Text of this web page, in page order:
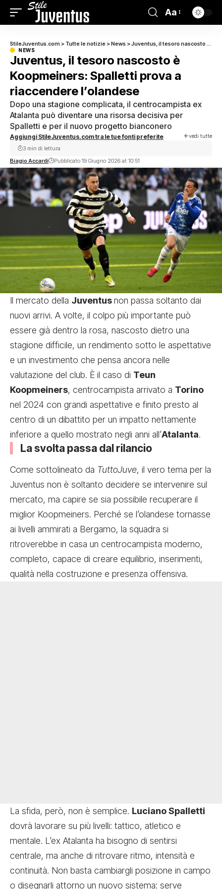
Aa
StileJuventus.com > Tutte le notizie >News >Juventus, il tesoro nascosto è Koopmeiners: Spalletti prova a riaccendere l’olandese
NEWS
Juventus, il tesoro nascosto è
Koopmeiners: Spalletti prova a
riaccendere l’olandese
Dopo una stagione complicata, il centrocampista ex
Atalanta può diventare una risorsa decisiva per
Spalletti e per il nuovo progetto bianconero
Aggiungi StileJuventus.com tra le tue fonti preferite vedi tutte
Biagio Accardi Pubblicato 19 Giugno 2026 at 10:51
3 min di lettura
Il mercato della Juventusnon passa soltanto dai
nuovi arrivi. A volte, il colpo più importante può
essere già dentro la rosa, nascosto dietro una
stagione difficile, un rendimento sotto le aspettative
e un investimento che pensa ancora nelle
valutazione del club. È il caso di Teun
Koopmeiners, centrocampista arrivato a Torino
nel 2024 con grandi aspettative e finito presto al
centro di un dibattito per un impatto nettamente
inferiore a quello mostrato negli anni all’Atalanta.
La svolta passa dal rilancio
Come sottolineato da TuttoJuve, il vero tema per la
Juventus non è soltanto decidere se intervenire sul
mercato, ma capire se sia possibile recuperare il
miglior Koopmeiners. Perché se l’olandese tornasse
ai livelli ammirati a Bergamo, la squadra si
ritroverebbe in casa un centrocampista moderno,
completo, capace di creare equilibrio, inserimenti,
qualità nella costruzione e presenza offensiva.
La sfida, però, non è semplice. Luciano Spalletti
dovrà lavorare su più livelli: tattico, atletico e
mentale. L’ex Atalanta ha bisogno di sentirsi
centrale, ma anche di ritrovare ritmo, intensità e
continuità. Non basta cambiargli posizione in campo
o disegnarli attorno un nuovo sistema: serve